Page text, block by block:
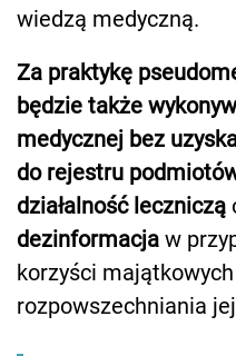
wiedzą medyczną.
Za praktykę
będzie także
medycznej bez
do rejestru
działalność leczniczą
dezinformacja w
korzyści
rozpowszechniania